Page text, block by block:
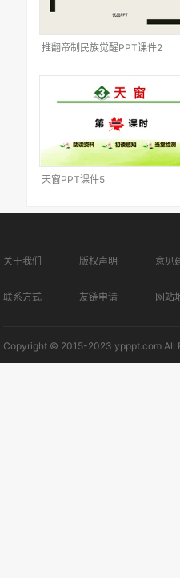
推翻帝制民族觉醒PPT课件2
天窗PPT课件5
关于我们 版权声明 意见
联系方式 友链申请 网站
Copyright © 2015-2023 ypppt.com All